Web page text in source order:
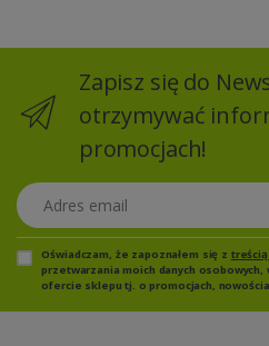
Zapisz się do
otrzymywać
promocjach!
Adres email
Oświadczam, że zapoznałem się z
przetwarzania moich danych osobowych,
ofercie sklepu tj. o promocjach,